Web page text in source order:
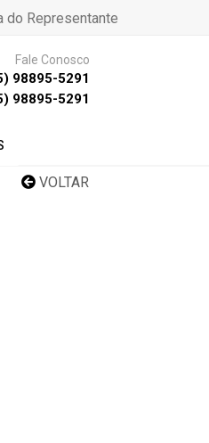
do Representante
Fale Conosco
98895-5291
98895-5291
VOLTAR